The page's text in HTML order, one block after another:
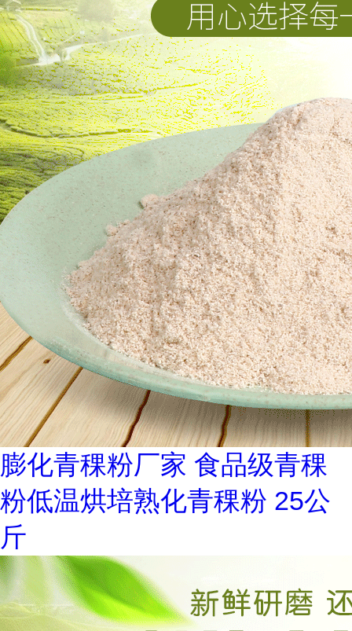
膨化青稞粉厂家 食品级青稞
粉低温烘培熟化青稞粉 25公
斤